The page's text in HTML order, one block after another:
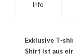
Info
Exklusive T-
Shirt ist aus